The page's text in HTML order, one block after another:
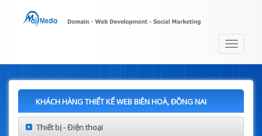
Toggle
KHÁCH HÀNG THIẾT KẾ WEB BIÊN HOÀ, ĐỒNG NAI
Thiết bị - Điện thoại